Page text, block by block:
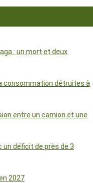
: un mort et deux
consommation détruites à
entre un camion et une
un déficit de près de 3
2027